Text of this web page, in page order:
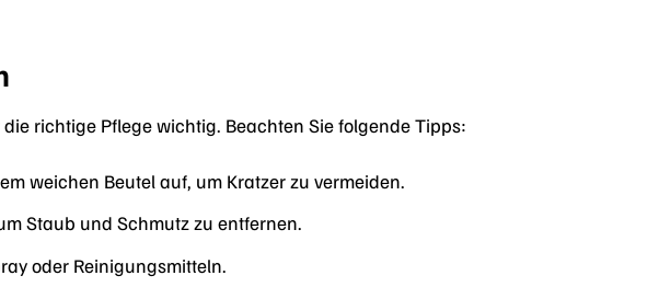
richtige Pflege wichtig. Beachten Sie folgende Tipps:
weichen Beutel auf, um Kratzer zu vermeiden.
Staub und Schmutz zu entfernen.
oder Reinigungsmitteln.